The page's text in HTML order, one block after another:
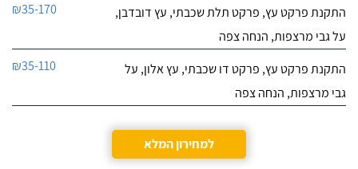
התקנת פרקט עץ, פרקט תלת שכבתי, עץ דובדבן,
על גבי מרצפות, הנחה צפה
₪35-170
התקנת פרקט עץ, פרקט דו שכבתי, עץ אלון, על
גבי מרצפות, הנחה צפה
₪35-110
למחירון המלא